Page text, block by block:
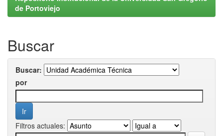
de Portoviejo
Buscar
Buscar:
por
Filtros actuales: